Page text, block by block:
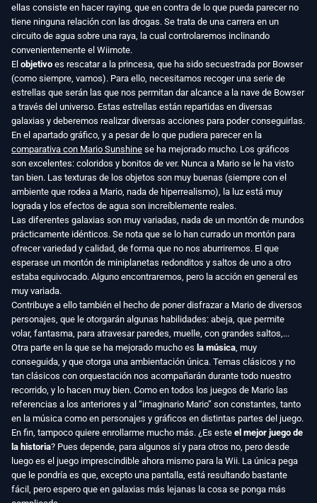
ellas consiste en hacer raying, que en contra de lo que pueda parecer no
tiene ninguna relación con las drogas. Se trata de una carrera en un
circuito de agua sobre una raya, la cual controlaremos inclinando
convenientemente el Wiimote.
El objetivo es rescatar a la princesa, que ha sido secuestrada por Bowser
(como siempre, vamos). Para ello, necesitamos recoger una serie de
estrellas que serán las que nos permitan dar alcance a la nave de Bowser
a través del universo. Estas estrellas están repartidas en diversas
galaxias y deberemos realizar diversas acciones para poder conseguirlas.
En el apartado gráfico, y a pesar de lo que pudiera parecer en la
comparativa con Mario Sunshine se ha mejorado mucho. Los gráficos
son excelentes: coloridos y bonitos de ver. Nunca a Mario se le ha visto
tan bien. Las texturas de los objetos son muy buenas (siempre con el
ambiente que rodea a Mario, nada de hiperrealismo), la luz está muy
lograda y los efectos de agua son increíblemente reales.
Las diferentes galaxias son muy variadas, nada de un montón de mundos
prácticamente idénticos. Se nota que se lo han currado un montón para
ofrecer variedad y calidad, de forma que no nos aburriremos. El que
esperase un montón de miniplanetas redonditos y saltos de uno a otro
estaba equivocado. Alguno encontraremos, pero la acción en general es
muy variada.
Contribuye a ello también el hecho de poner disfrazar a Mario de diversos
personajes, que le otorgarán algunas habilidades: abeja, que permite
volar, fantasma, para atravesar paredes, muelle, con grandes saltos,...
Otra parte en la que se ha mejorado mucho es la música, muy
conseguida, y que otorga una ambientación única. Temas clásicos y no
tan clásicos con orquestación nos acompañarán durante todo nuestro
recorrido, y lo hacen muy bien. Como en todos los juegos de Mario las
referencias a los anteriores y al “imaginario Mario” son constantes, tanto
en la música como en personajes y gráficos en distintas partes del juego.
En fin, tampoco quiere enrollarme mucho más. ¿Es este el mejor juego de
la historia? Pues depende, para algunos sí y para otros no, pero desde
luego es el juego imprescindible ahora mismo para la Wii. La única pega
que le pondría es que, excepto una pantalla, está resultando bastante
fácil, pero espero que en galaxias más lejanas la cosa se ponga más